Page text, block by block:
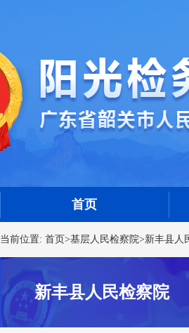
首页
当前位置: 首页>基层人民检察院>新丰县人
新丰县人民检察院